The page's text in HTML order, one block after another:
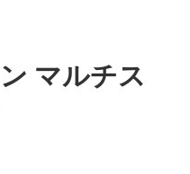
マルチス